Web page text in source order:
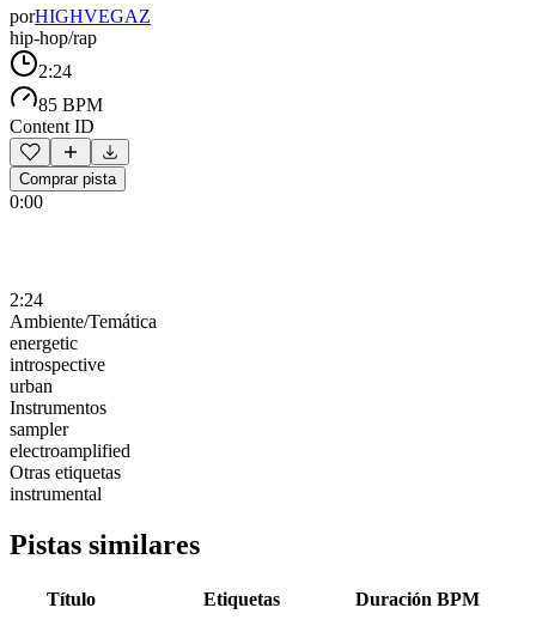
porHIGHVEGAZ
hip-hop/rap
2:24
85 BPM
Content ID
Comprar pista
0:00
2:24
Ambiente/Temática
energetic
introspective
urban
Instrumentos
sampler
electroamplified
Otras etiquetas
instrumental
Pistas similares
Título Etiquetas Duración BPM